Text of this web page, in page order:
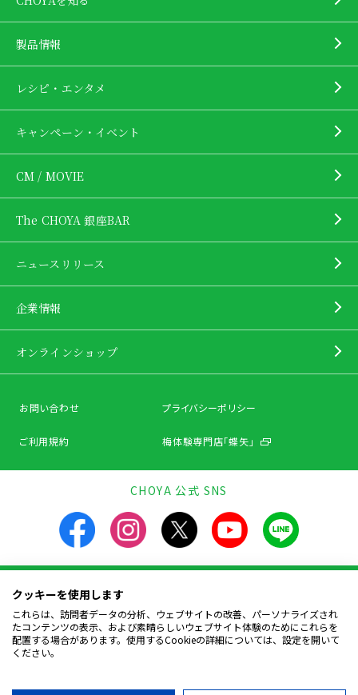
製品情報
レシピ・エンタメ
キャンペーン・イベント
CM / MOVIE
The CHOYA 銀座BAR
ニュースリリース
企業情報
オンラインショップ
お問い合わせ プライバシーポリシー
ご利用規約 梅体験専門店「蝶矢」
CHOYA 公式 SNS
飲酒は20歳になってから。飲酒運転は法律で禁止されています。
お酒は楽しく適量を。飲んだあとはリサイクルへ。
妊娠中や授乳期の飲酒は、胎児・幼児の発育に
悪影響を与えるおそれがあります。
All Rights Reserved.
クッキーを使用します
これらは、訪問者データの分析、ウェブサイトの改善、パーソナライズされ
たコンテンツの表示、および素晴らしいウェブサイト体験のためにこれらを
配置する場合があります。使用するCookieの詳細については、設定を開いて
ください。